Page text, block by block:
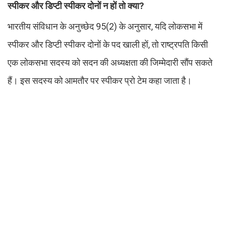
स्पीकर और डिप्टी स्पीकर दोनों न हों तो क्या?
भारतीय संविधान के अनुच्छेद 95(2) के अनुसार, यदि लोकसभा में
स्पीकर और डिप्टी स्पीकर दोनों के पद खाली हों, तो राष्ट्रपति किसी
एक लोकसभा सदस्य को सदन की अध्यक्षता की जिम्मेदारी सौंप सकते
हैं। इस सदस्य को आमतौर पर स्पीकर प्रो टेम कहा जाता है।